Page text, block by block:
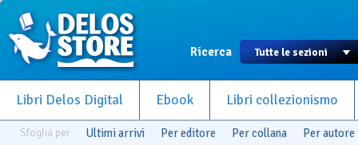
Ricerca
Libri Delos Digital Ebook Libri collezionismo
Sfoglia per Ultimi arrivi Per editore Per collana Per autore